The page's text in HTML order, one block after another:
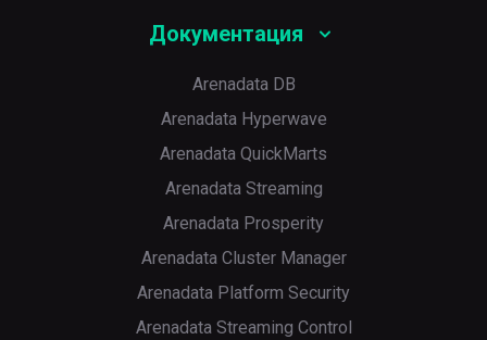
Документация
Arenadata DB
Arenadata Hyperwave
Arenadata QuickMarts
Arenadata Streaming
Arenadata Prosperity
Arenadata Cluster Manager
Arenadata Platform Security
Arenadata Streaming Control